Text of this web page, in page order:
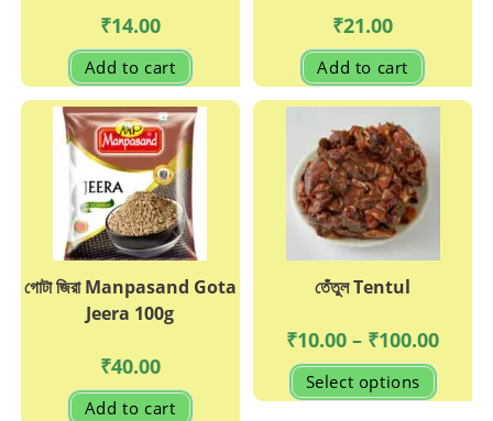
₹14.00
Add to cart
₹21.00
Add to cart
গোটা জিরা Manpasand Gota
Jeera 100g
₹40.00
Add to cart
তেঁতুল Tentul
₹10.00 – ₹100.00Price
Select options
This
has